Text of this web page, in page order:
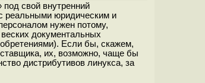
под свой внутренний
реальными юридическим и
нужен потому,
документальных
Если бы, скажем,
их, возможно, чаще бы
дистрибутивов линукса, за